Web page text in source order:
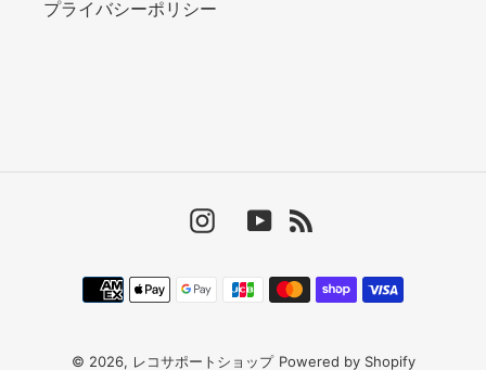
プライバシーポリシー
InstagramYouTube
決
済
法
© 2026, レコサポートショップ Powered by Shopify